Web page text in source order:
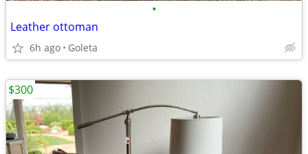
•
Leather ottoman
6h ago Goleta
$300